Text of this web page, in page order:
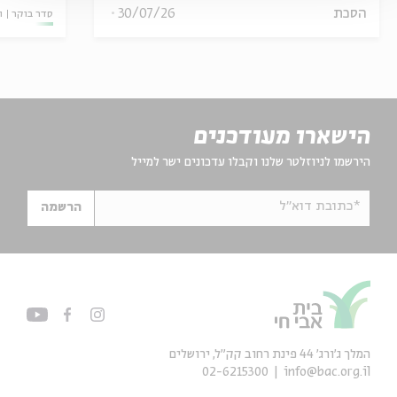
הסכת 30/07/26 סדר בוקר
הישארו מעודכנים
הירשמו לניוזלטר שלנו וקבלו עדכונים ישר למייל
*כתובת דוא"ל הרשמה
המלך ג'ורג' 44 פינת רחוב קק״ל, ירושלים
info@bac.org.il
02-6215300